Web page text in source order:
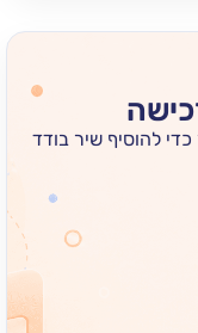
שיר בודד